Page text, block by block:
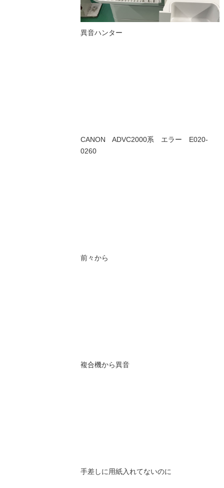
異音ハンター
CANON ADVC2000系 エラー E020-
0260
前々から
複合機から異音
手差しに用紙入れてないのに